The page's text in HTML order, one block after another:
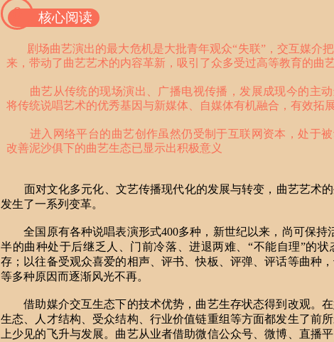
0 核心阅读
剧场曲艺演出的最大危机是大批青年观众“失联”，交互媒介把
来，带动了曲艺艺术的内容革新，吸引了众多受过高等教育的曲
曲艺从传统的现场演出、广播电视传播，发展成现今的主动
将传统说唱艺术的优秀基因与新媒体、自媒体有机融合，有效拓
进入网络平台的曲艺创作虽然仍受制于互联网资本，处于被
改善泥沙俱下的曲艺生态已显示出积极意义
面对文化多元化、文艺传播现代化的发展与转变，曲艺艺术的
发生了一系列变革。
全国原有各种说唱表演形式400多种，新世纪以来，尚可保持
半的曲种处于后继乏人、门前冷落、进退两难、“不能自理”的
存；以往备受观众喜爱的相声、评书、快板、评弹、评话等曲种
等多种原因而逐渐风光不再。
借助媒介交互生态下的技术优势，曲艺生存状态得到改观。在
生态、人才结构、受众结构、行业价值链重组等方面都发生了前
上少见的飞升与发展。曲艺从业者借助微信公众号、微博、直播